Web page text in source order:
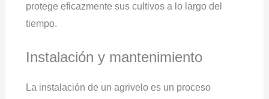
protege eficazmente sus cultivos a lo largo del
tiempo.
Instalación y mantenimiento
La instalación de un agrivelo es un proceso